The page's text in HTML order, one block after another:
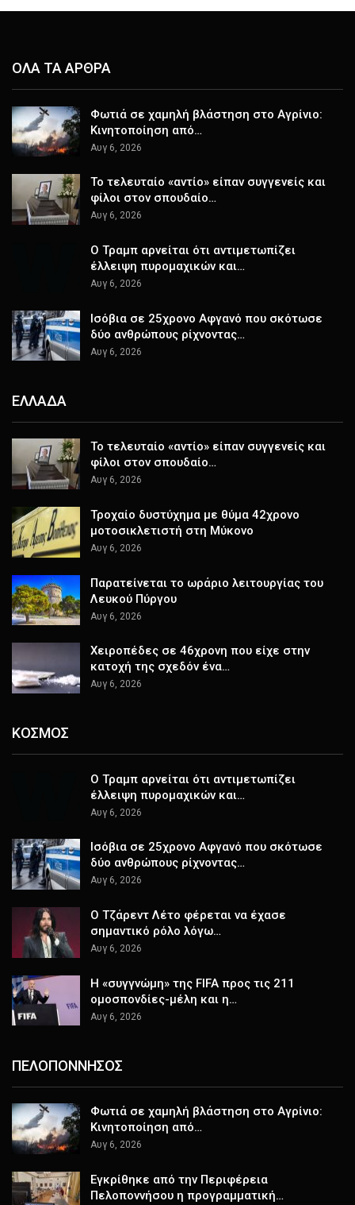
ΟΛΑ ΤΑ ΑΡΘΡΑ
Φωτιά σε χαμηλή βλάστηση στο Αγρίνιο:
Κινητοποίηση από…
Αυγ 6, 2026
Το τελευταίο «αντίο» είπαν συγγενείς και
φίλοι στον σπουδαίο…
Αυγ 6, 2026
Ο Τραμπ αρνείται ότι αντιμετωπίζει
έλλειψη πυρομαχικών και…
Αυγ 6, 2026
Ισόβια σε 25χρονο Αφγανό που σκότωσε
δύο ανθρώπους ρίχνοντας…
Αυγ 6, 2026
ΕΛΛΑΔΑ
Το τελευταίο «αντίο» είπαν συγγενείς και
φίλοι στον σπουδαίο…
Αυγ 6, 2026
Τροχαίο δυστύχημα με θύμα 42χρονο
μοτοσικλετιστή στη Μύκονο
Αυγ 6, 2026
Παρατείνεται το ωράριο λειτουργίας του
Λευκού Πύργου
Αυγ 6, 2026
Χειροπέδες σε 46χρονη που είχε στην
κατοχή της σχεδόν ένα…
Αυγ 6, 2026
ΚΟΣΜΟΣ
Ο Τραμπ αρνείται ότι αντιμετωπίζει
έλλειψη πυρομαχικών και…
Αυγ 6, 2026
Ισόβια σε 25χρονο Αφγανό που σκότωσε
δύο ανθρώπους ρίχνοντας…
Αυγ 6, 2026
Ο Τζάρεντ Λέτο φέρεται να έχασε
σημαντικό ρόλο λόγω…
Αυγ 6, 2026
Η «συγγνώμη» της FIFA προς τις 211
ομοσπονδίες-μέλη και η…
Αυγ 6, 2026
ΠΕΛΟΠΟΝΝΗΣΟΣ
Φωτιά σε χαμηλή βλάστηση στο Αγρίνιο:
Κινητοποίηση από…
Αυγ 6, 2026
Εγκρίθηκε από την Περιφέρεια
Πελοποννήσου η προγραμματική…